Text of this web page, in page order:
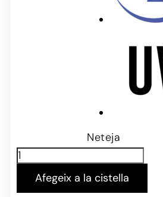
Neteja
Afegeix a la cistella